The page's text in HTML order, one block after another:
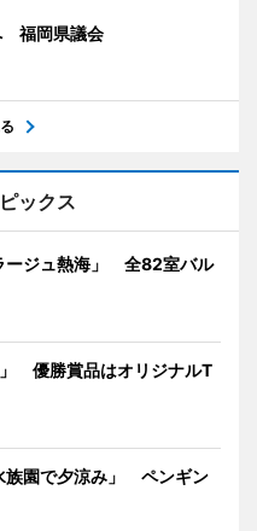
福岡県議会
ックス
ージュ熱海」 全82室バル
優勝賞品はオリジナルT
族園で夕涼み」 ペンギン